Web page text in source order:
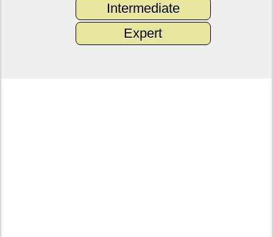
Intermediate
Expert